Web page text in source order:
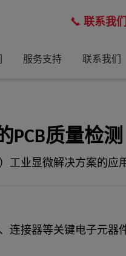
联系我
服务支持 联系我们
PCB质量检测
工业显微解决方案的应
接器等关键电子元器